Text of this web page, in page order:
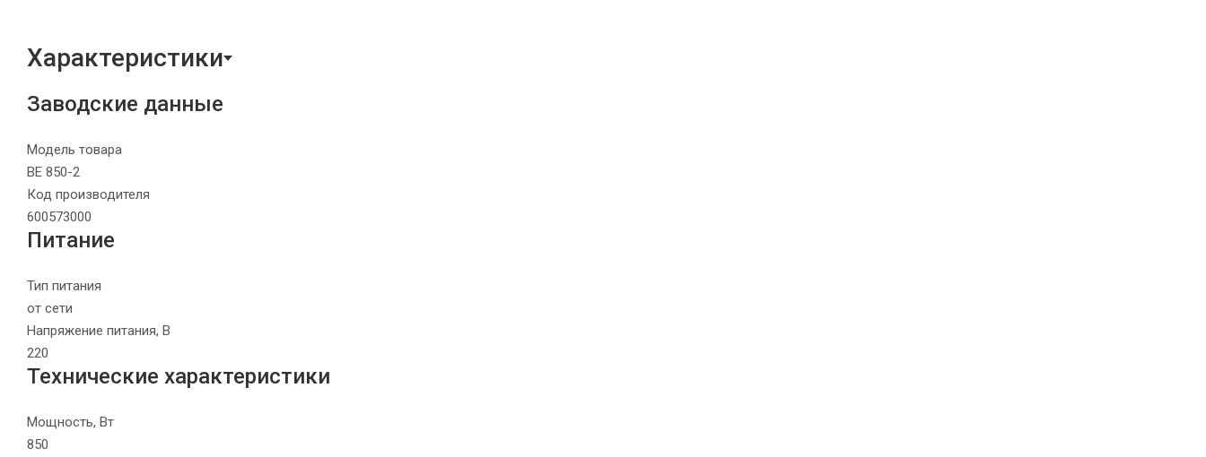
Характеристики
Заводские данные
Модель товара
BE 850-2
Код производителя
600573000
Питание
Тип питания
от сети
Напряжение питания, В
220
Технические характеристики
Мощность, Вт
850